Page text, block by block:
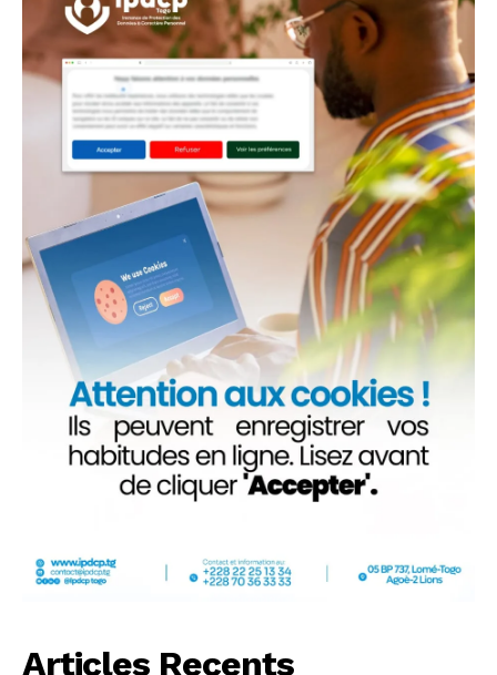
Articles Recents